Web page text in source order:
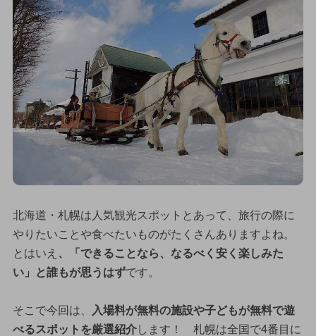
北海道・札幌は人気観光スポットとあって、旅行の際に
やりたいことや食べたいものがたくさんありますよね。
とはいえ 、「できることなら、なるべく安く楽しみた
い」と誰もが思うはずです。
そこで今回は、
入場料が無料の施設や子どもが無料で遊
べるスポットを厳選紹介します！ 札幌は全国で4番目に